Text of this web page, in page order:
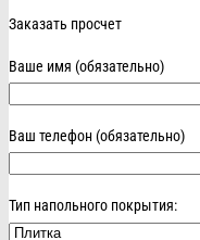
Заказать просчет
Ваше имя (обязательно)
Ваш телефон (обязательно)
Тип напольного покрытия: